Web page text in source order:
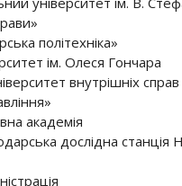
політехніка»
ім. Олеся Гончара
внутрішніх справ
академія
дослідна станція